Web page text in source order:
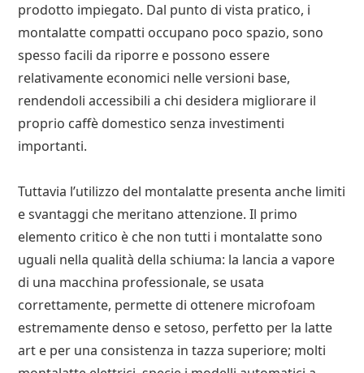
prodotto impiegato. Dal punto di vista pratico, i
montalatte compatti occupano poco spazio, sono
spesso facili da riporre e possono essere
relativamente economici nelle versioni base,
rendendoli accessibili a chi desidera migliorare il
proprio caffè domestico senza investimenti
importanti.
Tuttavia l’utilizzo del montalatte presenta anche limiti
e svantaggi che meritano attenzione. Il primo
elemento critico è che non tutti i montalatte sono
uguali nella qualità della schiuma: la lancia a vapore
di una macchina professionale, se usata
correttamente, permette di ottenere microfoam
estremamente denso e setoso, perfetto per la latte
art e per una consistenza in tazza superiore; molti